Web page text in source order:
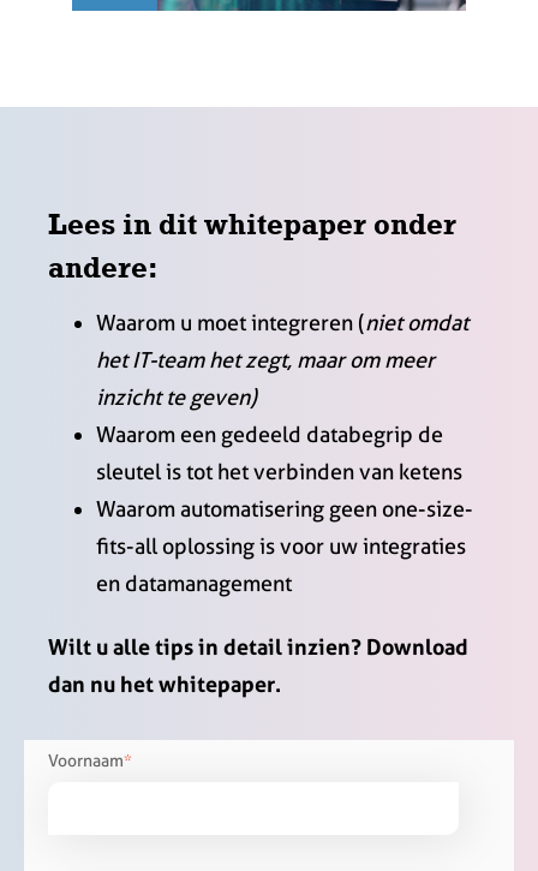
Lees in dit whitepaper onder
andere:
Waarom u moet integreren (niet omdat
het IT-team het zegt, maar om meer
inzicht te geven)
Waarom een gedeeld databegrip de
sleutel is tot het verbinden van ketens
Waarom automatisering geen one-size-
fits-all oplossing is voor uw integraties
en datamanagement
Wilt u alle tips in detail inzien? Download
dan nu het whitepaper.
Voornaam*